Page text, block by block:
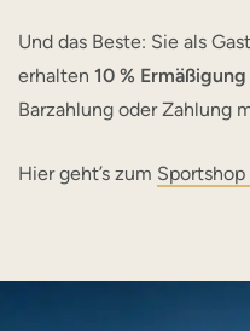
Und das Beste: Sie als
erhalten 10 %
Barzahlung oder Zahlung
Hier geht’s zum Sportshop